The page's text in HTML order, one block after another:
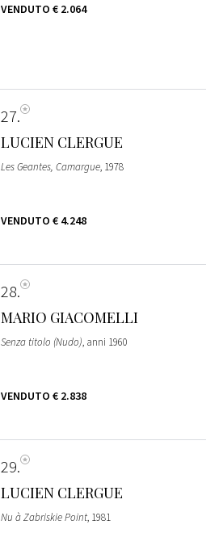
VENDUTO € 2.064
27
LUCIEN CLERGUE
Les Geantes, Camargue, 1978
VENDUTO € 4.248
28
MARIO GIACOMELLI
Senza titolo (Nudo), anni 1960
VENDUTO € 2.838
29
LUCIEN CLERGUE
Nu à Zabriskie Point, 1981